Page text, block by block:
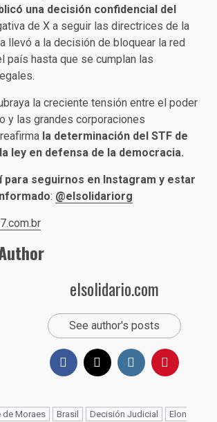
una decisión confidencial del
de X a seguir las directrices de la
llevó a la decisión de bloquear la red
país hasta que se cumplan las
la creciente tensión entre el poder
y las grandes corporaciones
la determinación del STF de
ley en defensa de la democracia.
para seguirnos en Instagram y estar
: @elsolidariorg
elsolidario.com
See author's posts
de Moraes Brasil Decisión Judicial
Elon